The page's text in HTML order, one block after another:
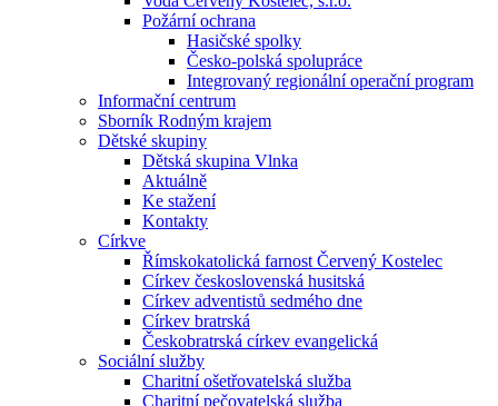
Požární ochrana
Hasičské spolky
Česko-polská spolupráce
Integrovaný regionální operační program
Informační centrum
Sborník Rodným krajem
Dětské skupiny
Dětská skupina Vlnka
Aktuálně
Ke stažení
Kontakty
Církve
Římskokatolická farnost Červený Kostelec
Církev československá husitská
Církev adventistů sedmého dne
Církev bratrská
Českobratrská církev evangelická
Sociální služby
Charitní ošetřovatelská služba
Charitní pečovatelská služba